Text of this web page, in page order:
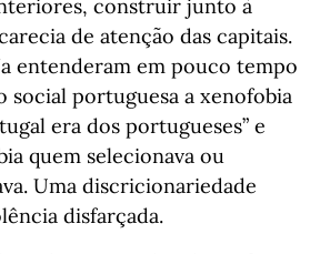
construir junto à
de atenção das capitais.
entenderam em pouco tempo
social portuguesa a xenofobia
era dos portugueses” e
quem selecionava ou
Uma discricionariedade
disfarçada.